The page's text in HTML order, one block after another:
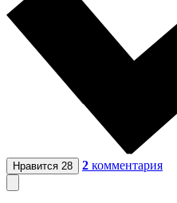
Нравится 28 2 комментария